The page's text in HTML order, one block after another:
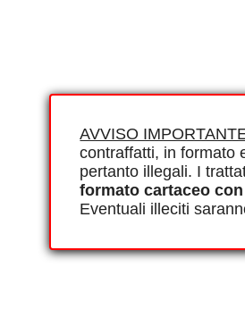
AVVISO
contraffatti, in formato
pertanto illegali. I
formato cartaceo
Eventuali illeciti